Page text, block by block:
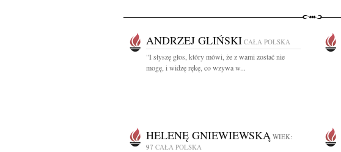
ANDRZEJ GLIŃSKI CAŁA POLSKA
"I słyszę głos, który mówi, że z wami zostać nie
mogę, i widzę rękę, co wzywa w...
HELENĘ GNIEWIEWSKĄ WIEK:
97 CAŁA POLSKA